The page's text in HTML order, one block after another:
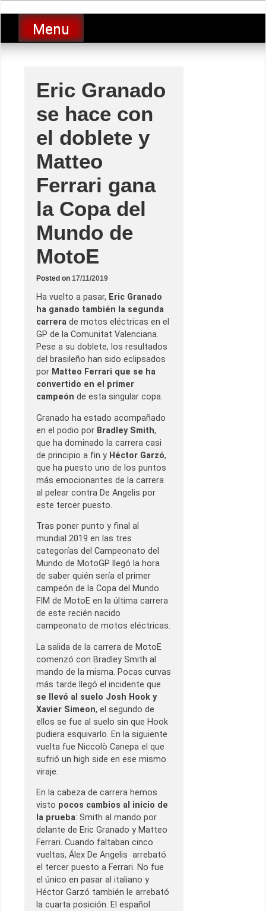
to
contentLucio Lopez GP
luciolopezgp
Menu
Eric Granado
se hace con
el doblete y
Matteo
Ferrari gana
la Copa del
Mundo de
MotoE
Posted on 17/11/2019
Ha vuelto a pasar, Eric Granado
ha ganado también la segunda
carrera de motos eléctricas en el
GP de la Comunitat Valenciana.
Pese a su doblete, los resultados
del brasileño han sido eclipsados
por Matteo Ferrari que se ha
convertido en el primer
campeón de esta singular copa.
Granado ha estado acompañado
en el podio por Bradley Smith,
que ha dominado la carrera casi
de principio a fin y Héctor Garzó,
que ha puesto uno de los puntos
más emocionantes de la carrera
al pelear contra De Angelis por
este tercer puesto.
Tras poner punto y final al
mundial 2019 en las tres
categorías del Campeonato del
Mundo de MotoGP llegó la hora
de saber quién sería el primer
campeón de la Copa del Mundo
FIM de MotoE en la última carrera
de este recién nacido
campeonato de motos eléctricas.
La salida de la carrera de MotoE
comenzó con Bradley Smith al
mando de la misma. Pocas curvas
más tarde llegó el incidente que
se llevó al suelo Josh Hook y
Xavier Simeon, el segundo de
ellos se fue al suelo sin que Hook
pudiera esquivarlo. En la siguiente
vuelta fue Niccolò Canepa el que
sufrió un high side en ese mismo
viraje.
En la cabeza de carrera hemos
visto pocos cambios al inicio de
la prueba: Smith al mando por
delante de Eric Granado y Matteo
Ferrari. Cuando faltaban cinco
vueltas, Álex De Angelis arrebató
el tercer puesto a Ferrari. No fue
el único en pasar al italiano y
Héctor Garzó también le arrebató
la cuarta posición. El español